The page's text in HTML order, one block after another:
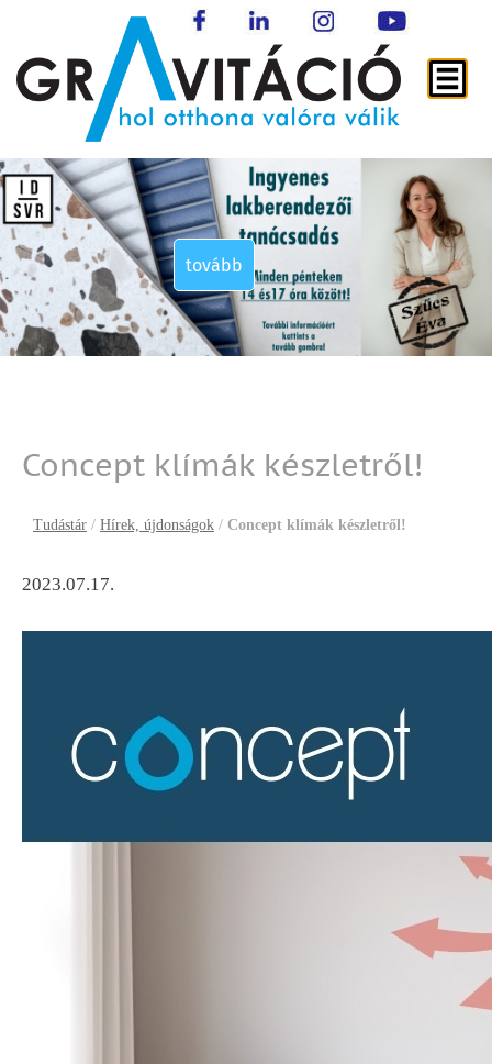
tovább
tovább
tovább
tovább
Concept klímák készletről!
Tudástár / Hírek, újdonságok / Concept klímák készletről!
2023.07.17.